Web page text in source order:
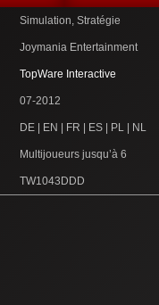
Simulation, Stratégie
Joymania Entertainment
TopWare Interactive
07-2012
DE | EN | FR | ES | PL | NL
Multijoueurs jusqu’à 6
TW1043DDD